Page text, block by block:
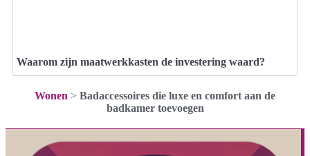
Waarom zijn maatwerkkasten de investering waard?
Wonen > Badaccessoires die luxe en comfort aan de
badkamer toevoegen